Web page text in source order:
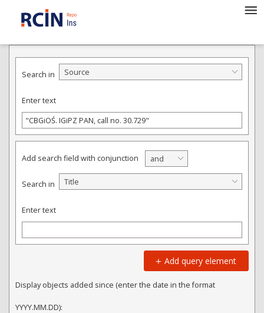
ADVANCED SEARCH
Search in Source
Enter text
Add search field with conjunction and
Search in Title
Enter text
Add query element
Display objects added since (enter the date in the format
YYYY.MM.DD):